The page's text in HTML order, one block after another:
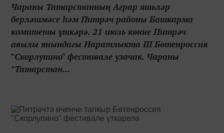
Чараны Татарстанның Аграр яшьләр
берләшмәсе һәм Питрәч районы Башкарма
комитеты үткәрә. 21 июль көнне Питрәч
авылы янындагы Наратлыкта III Бөтенроссия
"Скорлупино" фестивале узачак. Чараны
"Татарстан...